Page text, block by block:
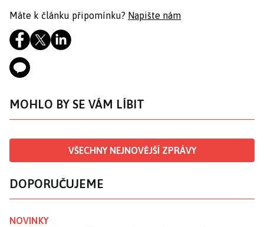
Máte k článku připomínku? Napište nám
MOHLO BY SE VÁM LÍBIT
VŠECHNY NEJNOVĚJŠÍ ZPRÁVY
DOPORUČUJEME
NOVINKY